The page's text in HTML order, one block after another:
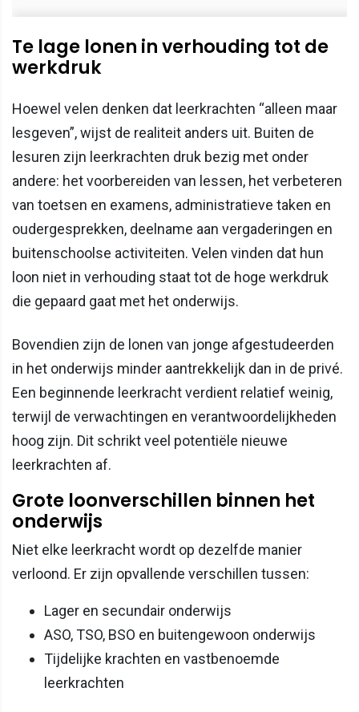
Te lage lonen in verhouding tot de
werkdruk
Hoewel velen denken dat leerkrachten “alleen maar
lesgeven”, wijst de realiteit anders uit. Buiten de
lesuren zijn leerkrachten druk bezig met onder
andere: het voorbereiden van lessen, het verbeteren
van toetsen en examens, administratieve taken en
oudergesprekken, deelname aan vergaderingen en
buitenschoolse activiteiten. Velen vinden dat hun
loon niet in verhouding staat tot de hoge werkdruk
die gepaard gaat met het onderwijs.
Bovendien zijn de lonen van jonge afgestudeerden
in het onderwijs minder aantrekkelijk dan in de privé.
Een beginnende leerkracht verdient relatief weinig,
terwijl de verwachtingen en verantwoordelijkheden
hoog zijn. Dit schrikt veel potentiële nieuwe
leerkrachten af.
Grote loonverschillen binnen het
onderwijs
Niet elke leerkracht wordt op dezelfde manier
verloond. Er zijn opvallende verschillen tussen:
Lager en secundair onderwijs
ASO, TSO, BSO en buitengewoon onderwijs
Tijdelijke krachten en vastbenoemde
leerkrachten